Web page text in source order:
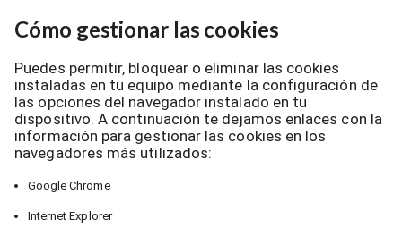
Cómo gestionar las cookies
Puedes permitir, bloquear o eliminar las cookies
instaladas en tu equipo mediante la configuración de
las opciones del navegador instalado en tu
dispositivo. A continuación te dejamos enlaces con la
información para gestionar las cookies en los
navegadores más utilizados:
Google Chrome
Internet Explorer